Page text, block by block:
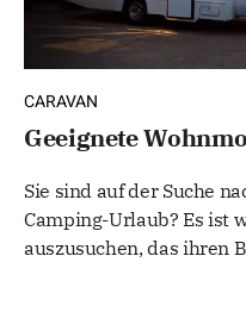
CARAVAN
Geeignete
Sie sind auf der Suche
Camping-Urlaub? Es ist
auszusuchen, das ihren